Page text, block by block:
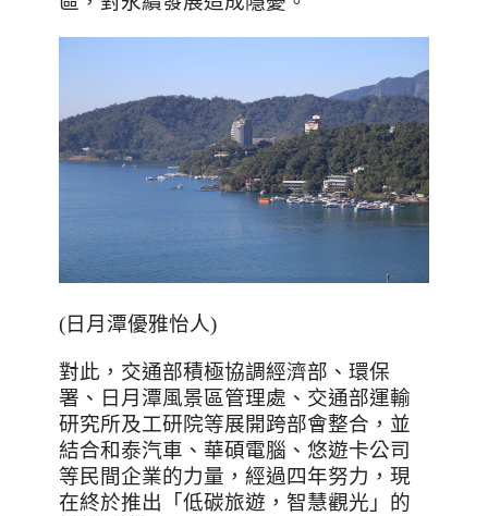
(日月潭優雅怡人)
對此，交通部積極協調經濟部、環保
署 、日月潭風景區管理處、交通部運輸
研究所及工研院等展開跨部會整合，並
結合和泰汽車、華碩電腦、悠遊卡公司
等民間企業的力量，經過四年努力，現
在終於推出「低碳旅遊，智慧觀光」的